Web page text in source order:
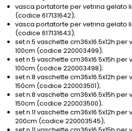
vasca portatorte per vetrina gelato
(codice 617131642);
vasca portatorte per vetrina gelato
(codice 617131643);
set n.5 vaschette cm36x16.5x12h
100cm (codice 220003499);
set n.5 vaschette cm36x16.5x15h
100cm (codice 220003498);
set n.8 vaschette cm36x16.5x12h
150cm (codice 220003501);
set n.8 vaschette cm36x16.5x15h
150cm (codice 220003500);
set n.11 vaschette cm36x16.5x12h
200cm (codice 220003545);